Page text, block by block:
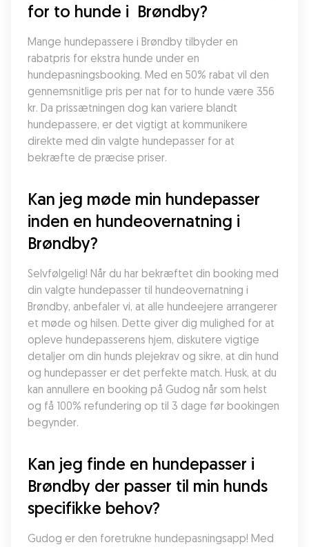
for to hunde i  Brøndby?
Mange hundepassere i Brøndby tilbyder en
rabatpris for ekstra hunde under en
hundepasningsbooking. Med en 50% rabat vil den
gennemsnitlige pris per nat for to hunde være 356
kr. Da prissætningen dog kan variere blandt
hundepassere, er det vigtigt at kommunikere
direkte med din valgte hundepasser for at
bekræfte de præcise priser.
Kan jeg møde min hundepasser
inden en hundeovernatning i
Brøndby?
Selvfølgelig! Når du har bekræftet din booking med
din valgte hundepasser til hundeovernatning i
Brøndby, anbefaler vi, at alle hundeejere arrangerer
et møde og hilsen. Dette giver dig mulighed for at
opleve hundepasserens hjem, diskutere vigtige
detaljer om din hunds plejekrav og sikre, at din hund
og hundepasser er det perfekte match. Husk, at du
kan annullere en booking på Gudog når som helst
og få 100% refundering op til 3 dage før bookingen
begynder.
Kan jeg finde en hundepasser i
Brøndby der passer til min hunds
specifikke behov?
Gudog er den foretrukne hundepasningsapp! Med